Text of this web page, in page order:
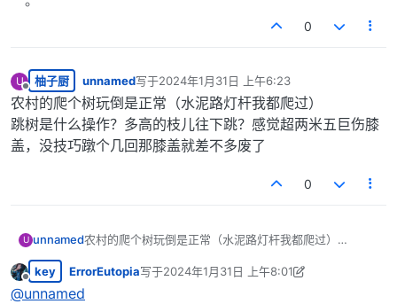
0
U
离线
柚子厨 unnamed写于2024年1月31日 上午6:23
最后由 编辑
农村的爬个树玩倒是正常（水泥路灯杆我都爬过）
跳树是什么操作？多高的枝儿往下跳？感觉超两米五巨伤膝
盖，没技巧蹾个几回那膝盖就差不多废了
0
U unnamed农村的爬个树玩倒是正常（水泥路灯杆我都爬过）
膝盖，没技巧蹾个几回那膝盖就差不多废了
离线
key ErrorEutopia写于2024年1月31日 上午8:01
最后由 ErrorEutopia 编辑2024年1月31日 上午
@unnamed